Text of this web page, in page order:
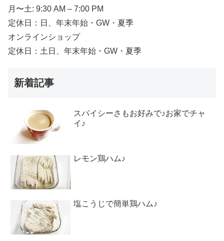
月〜土: 9:30 AM – 7:00 PM
定休日：日、年末年始・GW・夏季
オンラインショップ
定休日：土日、年末年始・GW・夏季
新着記事
スパイシーさもお好みで♪お家でチャ
イ♪
レモン鶏ハム♪
塩こうじで簡単鶏ハム♪